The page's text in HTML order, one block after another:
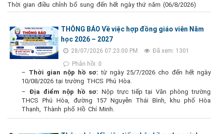
Thời gian điều chỉnh bổ sung đến hết ngày thứ năm (06/8/2026)
THÔNG BÁO Về việc hợp đồng giáo viên Năm
học 2026 – 2027
28/07/2026 07:23:00 PM
Đã xem: 1301
Phản hồi: 0
– Thời gian nộp hồ sơ:từ ngày 25/7/2026 cho đến hết ngày
10/08/2026 tại trường THCS Phú Hòa.
– Địa điểm nộp hồ sơ: Nộp trực tiếp tại Văn phòng trường
THCS Phú Hòa, đường 157 Nguyễn Thái Bình, khu phố Hòa
Thạnh, Thành phố Hồ Chí Minh.